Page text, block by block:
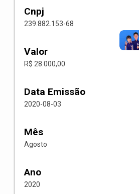
Cnpj
239.882.153-68
Valor
R$ 28.000,00
Data Emissão
2020-08-03
Mês
Agosto
Ano
2020